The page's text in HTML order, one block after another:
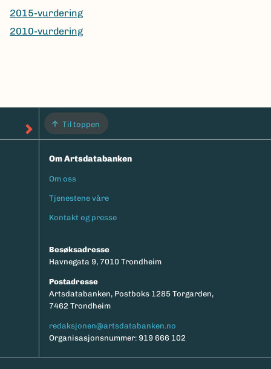
2015-vurdering
2010-vurdering
Til toppen
Om Artsdatabanken
Footermeny
Om oss
Tjenestene våre
Kontakt og presse
Besøksadresse
Havnegata 9, 7010 Trondheim
Postadresse
Artsdatabanken, Postboks 1285 Torgarden,
7462 Trondheim
redaksjonen@artsdatabanken.no
Organisasjonsnummer: 919 666 102